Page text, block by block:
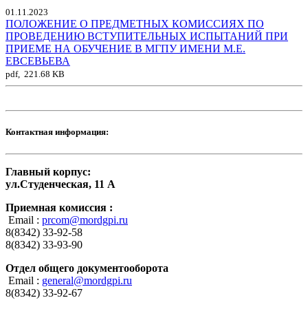
01.11.2023
ПОЛОЖЕНИЕ О ПРЕДМЕТНЫХ КОМИССИЯХ ПО
ПРОВЕДЕНИЮ ВСТУПИТЕЛЬНЫХ ИСПЫТАНИЙ ПРИ
ПРИЕМЕ НА ОБУЧЕНИЕ В МГПУ ИМЕНИ М.Е.
ЕВСЕВЬЕВА
pdf, 221.68 KB
Контактная информация:
Главный корпус:
ул.Студенческая, 11 А
Приемная комиссия :
Email : prcom@mordgpi.ru
8(8342) 33-92-58
8(8342) 33-93-90
Отдел общего документооборота
Email : general@mordgpi.ru
8(8342) 33-92-67